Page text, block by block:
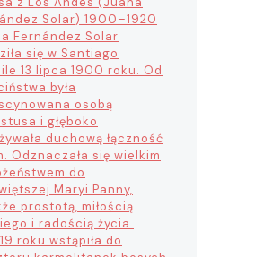
Solar) 1900–1920
Fernández Solar
się w Santiago
13 lipca 1900 roku. Od
była
osobą
i głęboko
duchową łączność
Odznaczała się wielkim
do
Maryi Panny,
prostotą, miłością
i radością życia.
roku wstąpiła do